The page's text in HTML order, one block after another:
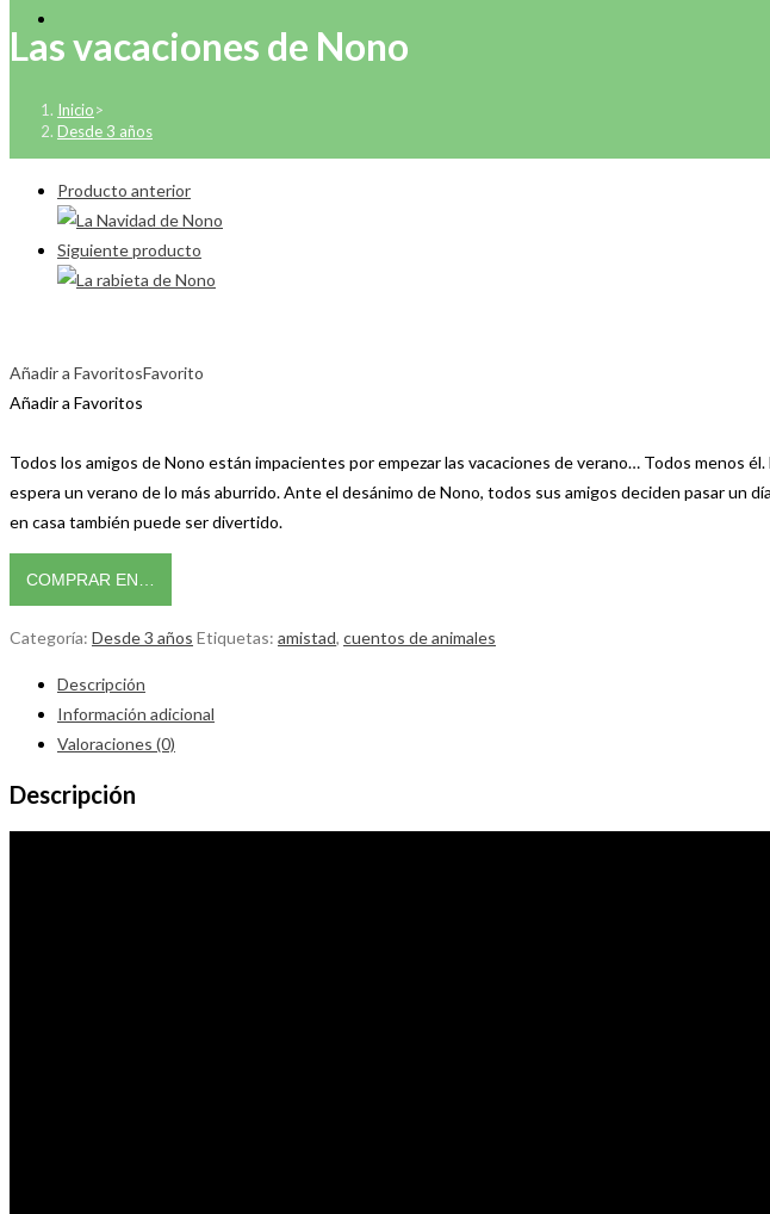
Las vacaciones de Nono
Inicio>
Desde 3 años
Producto anterior
Siguiente producto
Añadir a FavoritosFavorito
Añadir a Favoritos
Todos los amigos de Nono están impacientes por empezar las vacaciones de verano… Todos menos
espera un verano de lo más aburrido. Ante el desánimo de Nono, todos sus amigos deciden pasar un
en casa también puede ser divertido.
COMPRAR EN…
Categoría: Desde 3 años Etiquetas: amistad, cuentos de animales
Descripción
Información adicional
Valoraciones (0)
Descripción